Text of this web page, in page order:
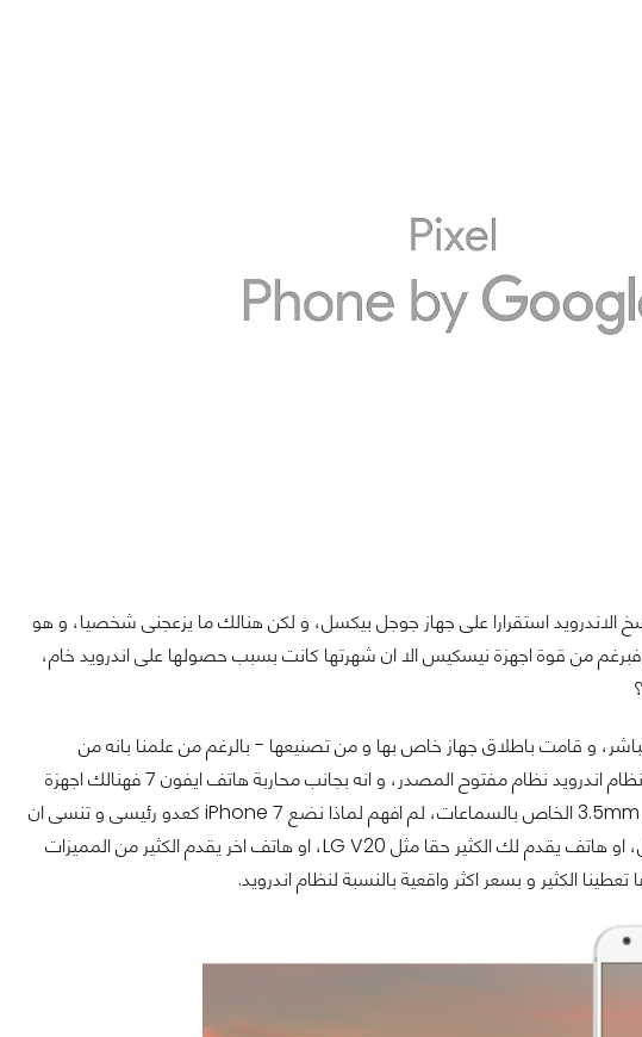
الاندرويد استقرارا على جهاز جوجل بيكسل، و لكن هنالك ما يزعجنى شخصيا، و هو
من قوة اجهزة نيسكيس الا ان شهرتها كانت بسبب حصولها على اندرويد خام،
و قامت باطلاق جهاز خاص بها و من تصنيعها - بالرغم من علمنا بانه من
تصنيع HTC - و يمتلك نظامها، الا ان جوجل لم تتذكر شيء مهم، و هو ان نظام اندرويد نظام مفتوح المصدر، و انه بجانب محاربة هاتف ايفون 7 فهنالك اجهزة
اخرى تعطيك تجربة اندرويد جيدة جدا، و لحسن الحظ هي ايضا تمتلك مدخل 3.5mm الخاص بالسماعات، لم افهم لماذا نضع iPhone 7 كعدو رئيسى و تنسى ان
هنالك اعداء اخرين فى النظام الخاص بك مثل OnePlus 3 على سبيل المثال، او هاتف يقدم لك الكثير حقا مثل LG V20، او هاتف اخر يقدم الكثير من المميزات